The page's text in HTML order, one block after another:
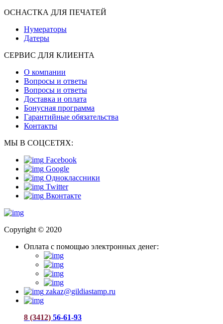
ОСНАСТКА ДЛЯ ПЕЧАТЕЙ
Нумераторы
Датеры
СЕРВИС ДЛЯ КЛИЕНТА
О компании
Вопросы и ответы
Вопросы и ответы
Доставка и оплата
Бонусная программа
Гарантийные обязательства
Контакты
МЫ В СОЦСЕТЯХ:
Facebook
Google
Одноклассники
Twitter
Вконтакте
Copyright © 2020
Оплата с помощью электронных денег:
zakaz@gildiastamp.ru
8 (3412) 56-61-93